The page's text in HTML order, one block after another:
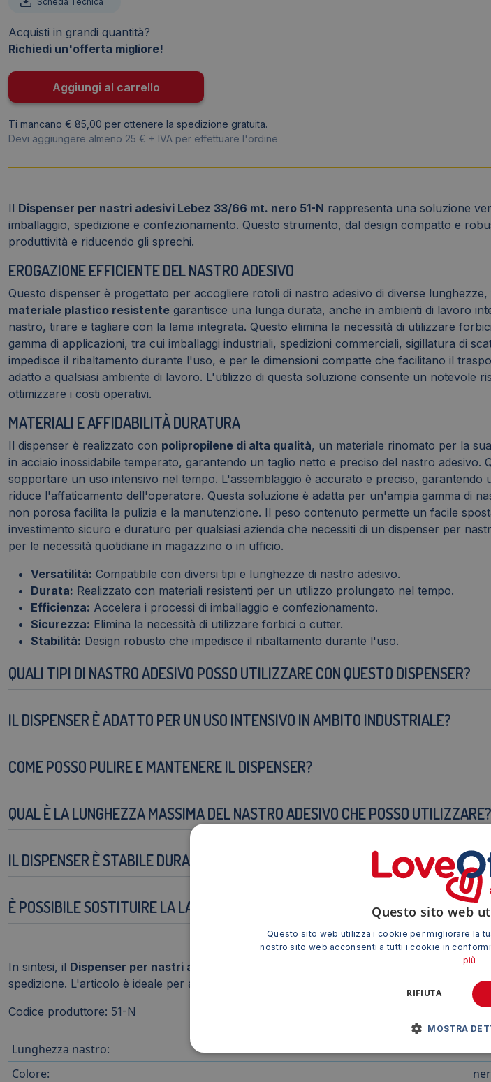
adesivo
Lebez
33/66
m
-
Nero
-
51-
Acquisti in grandi quantità?
Richiedi un'offerta migliore!
Aggiungi al carrello
Ti mancano € 85,00 per ottenere la spedizione gratuita.
Devi aggiungere almeno 25 € + IVA per effettuare l'ordine
Il Dispenser per nastri adesivi Lebez 33/66 mt. nero 51-N rappresenta una soluzione
imballaggio, spedizione e confezionamento. Questo strumento, dal design compatto e
produttività e riducendo gli sprechi.
EROGAZIONE EFFICIENTE DEL NASTRO ADESIVO
Questo dispenser è progettato per accogliere rotoli di nastro adesivo di diverse
materiale plastico resistente garantisce una lunga durata, anche in ambienti di lavoro
nastro, tirare e tagliare con la lama integrata. Questo elimina la necessità di utilizzare
gamma di applicazioni, tra cui imballaggi industriali, spedizioni commerciali, sigillatura di
impedisce il ribaltamento durante l'uso, e per le dimensioni compatte che facilitano il
adatto a qualsiasi ambiente di lavoro. L'utilizzo di questa soluzione consente un notevole
ottimizzare i costi operativi.
MATERIALI E AFFIDABILITÀ DURATURA
Il dispenser è realizzato con polipropilene di alta qualità, un materiale rinomato per la
in acciaio inossidabile temperato, garantendo un taglio netto e preciso del nastro
sopportare un uso intensivo nel tempo. L'assemblaggio è accurato e preciso,
riduce l'affaticamento dell'operatore. Questa soluzione è adatta per un'ampia gamma di
non porosa facilita la pulizia e la manutenzione. Il peso contenuto permette un facile
investimento sicuro e duraturo per qualsiasi azienda che necessiti di un dispenser per
per le necessità quotidiane in magazzino o in ufficio.
Versatilità: Compatibile con diversi tipi e lunghezze di nastro adesivo.
Durata: Realizzato con materiali resistenti per un utilizzo prolungato nel tempo.
Efficienza: Accelera i processi di imballaggio e confezionamento.
Sicurezza: Elimina la necessità di utilizzare forbici o cutter.
Stabilità: Design robusto che impedisce il ribaltamento durante l'uso.
QUALI TIPI DI NASTRO ADESIVO POSSO UTILIZZARE CON QUESTO DISPENSER?
IL DISPENSER È ADATTO PER UN USO INTENSIVO IN AMBITO INDUSTRIALE?
COME POSSO PULIRE E MANTENERE IL DISPENSER?
QUAL È LA LUNGHEZZA MASSIMA DEL NASTRO ADESIVO CHE POSSO UTILIZZARE?
IL DISPENSER È STABILE DURANTE L'UTILIZZO?
È POSSIBILE SOSTITUIRE LA LAMA DEL DISPENSER IN CASO DI USURA?
In sintesi, il Dispenser per nastri adesivi Lebez 33/66 mt. nero 51-N
rappresenta una
spedizione. L'articolo è ideale per aziende, uffici e privati che desiderano ottimizzare i
Codice produttore: 51-N
Lunghezza nastro:
Colore:
Questo sito web
Questo sito web utilizza i cookie per migliorare la
nostro sito web acconsenti a tutti i cookie in
più
RIFIUTA
MOSTRA